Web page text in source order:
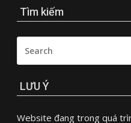
Tìm kiếm
FOR:
LƯU Ý
Website đang trong quá